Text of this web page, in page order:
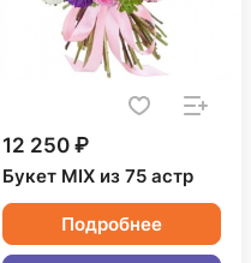
12 250 ₽
Букет MIX из 75 астр
Подробнее